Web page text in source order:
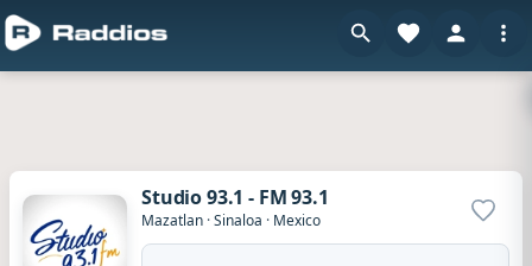
Studio 93.1 - FM 93.1
Mazatlan ·Sinaloa · Mexico